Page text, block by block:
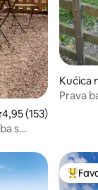
ocjena:
4,95 (153)
s
Kućica
etham
Prava